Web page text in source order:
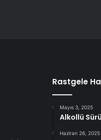
Rastgele
Mayıs 3, 2025
Alkollü
Haziran 26, 2025